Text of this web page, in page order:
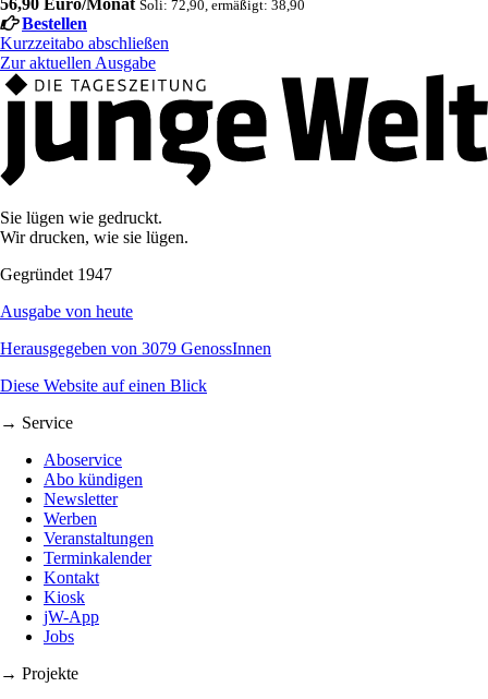
Soli: 72,90, ermäßigt: 38,90
Bestellen
Kurzzeitabo abschließen
Zur aktuellen Ausgabe
Sie lügen wie gedruckt.
Wir drucken, wie sie lügen.
Gegründet 1947
Ausgabe von heute
Herausgegeben von 3079 GenossInnen
Diese Website auf einen Blick
→ Service
Aboservice
Abo kündigen
Newsletter
Werben
Veranstaltungen
Terminkalender
Kontakt
Kiosk
jW-App
Jobs
→ Projekte